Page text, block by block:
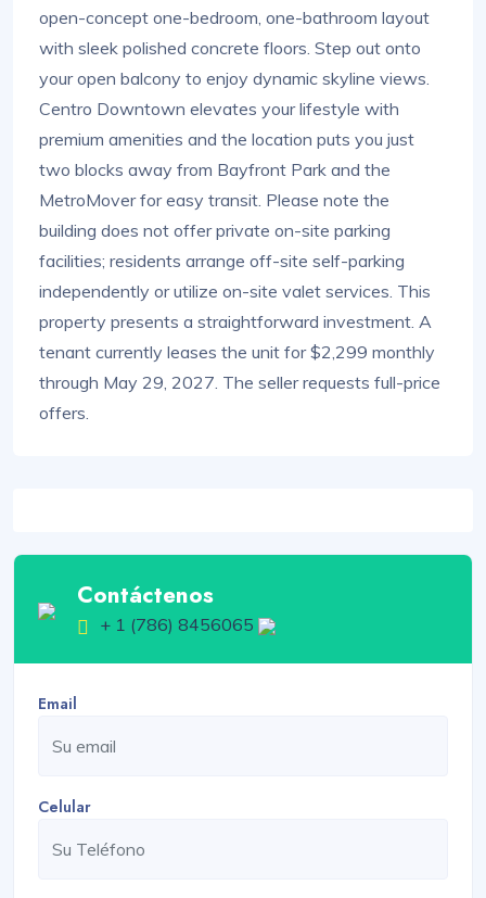
open-concept one-bedroom, one-bathroom layout
with sleek polished concrete floors. Step out onto
your open balcony to enjoy dynamic skyline views.
Centro Downtown elevates your lifestyle with
premium amenities and the location puts you just
two blocks away from Bayfront Park and the
MetroMover for easy transit. Please note the
building does not offer private on-site parking
facilities; residents arrange off-site self-parking
independently or utilize on-site valet services. This
property presents a straightforward investment. A
tenant currently leases the unit for $2,299 monthly
through May 29, 2027. The seller requests full-price
offers.
Contáctenos
+ 1 (786) 8456065
Email
Celular